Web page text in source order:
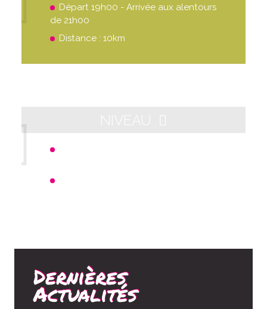
Départ 19h00 - Arrivée aux alentours
de 21h00
Distance : 10km
Dernières
Actualités